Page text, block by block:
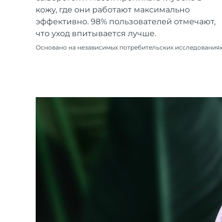
кожу, где они работают максимально
эффективно. 98% пользователей отмечают,
что уход впитывается лучше.
Основано на независимых потребительских исследованиях
All acne treatment devices
All revitalizing eye massagers
Уход KIWI™
Advanced pore care essentials
Serum
For healthy hair
issa™ Teeth Whitening Gel
18% PAP
Косметика Для мужчин